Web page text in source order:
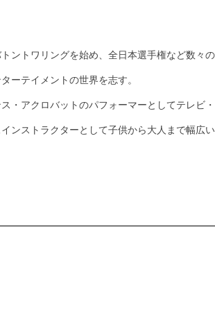
ントワリングを始め、全日本選手権など数々の
ーテイメントの世界を志す。
・アクロバットのパフォーマーとしてテレビ
ンストラクターとして子供から大人まで幅広